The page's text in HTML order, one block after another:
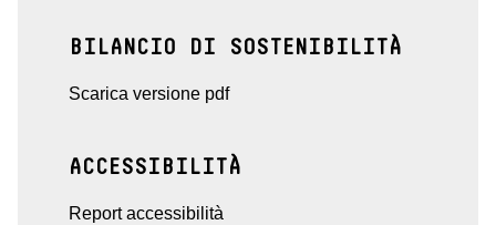
BILANCIO DI SOSTENIBILITÀ
Scarica versione pdf
ACCESSIBILITÀ
Report accessibilità